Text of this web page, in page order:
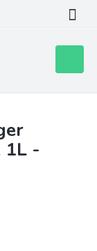
košík
1L -